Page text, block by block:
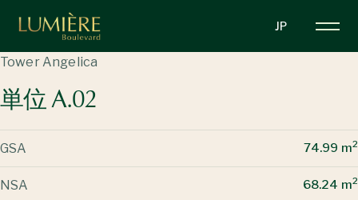
ン
コ
ン
テ
ン
ツ
に
移
JP
Tower Angelica
単位 A.02
GSA 74.99 m2
NSA 68.24 m2